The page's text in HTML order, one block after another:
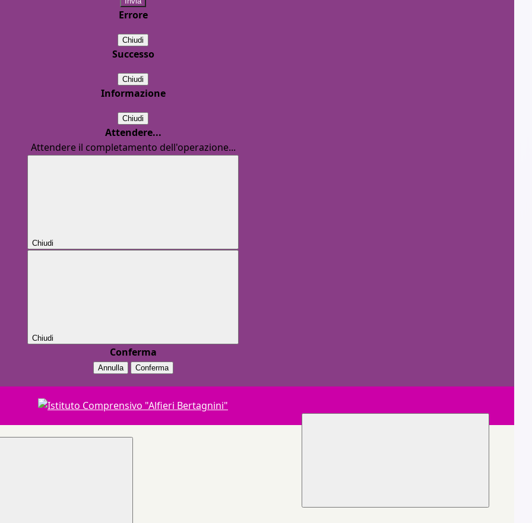
Errore
Chiudi
Successo
Chiudi
Informazione
Chiudi
Attendere...
Attendere il completamento dell'operazione...
Chiudi
Chiudi
Conferma
Annulla Conferma